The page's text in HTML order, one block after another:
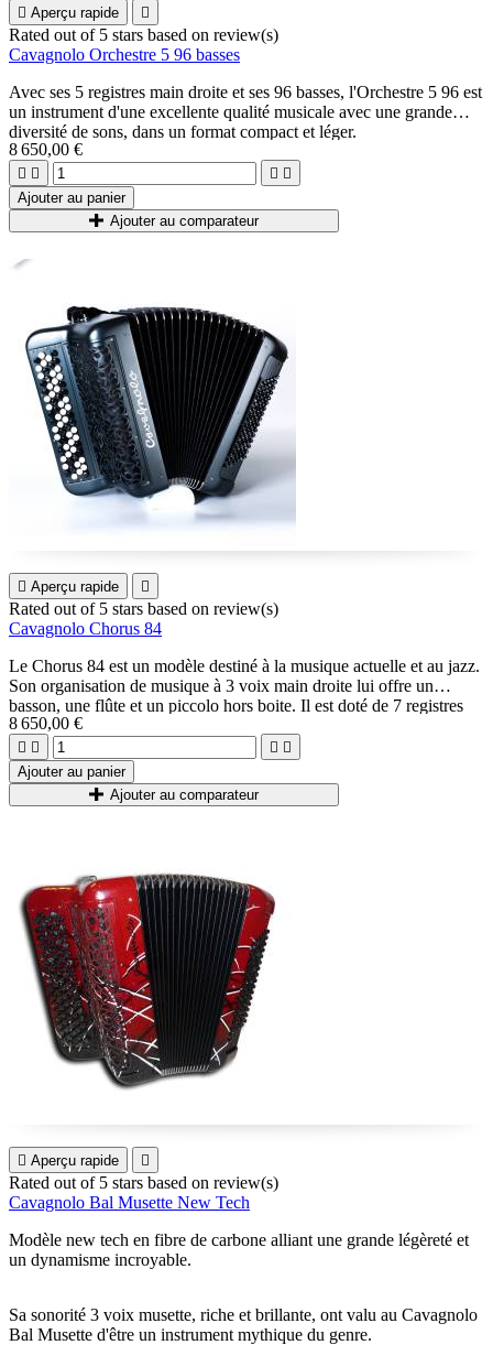
 Aperçu rapide 
Rated out of 5 stars based on review(s)
Cavagnolo Orchestre 5 96 basses
Avec ses 5 registres main droite et ses 96 basses, l'Orchestre 5 96 est
un instrument d'une excellente qualité musicale avec une grande
diversité de sons, dans un format compact et léger.
8 650,00 €
   
Ajouter au panier
Ajouter au comparateur
 Aperçu rapide 
Rated out of 5 stars based on review(s)
Cavagnolo Chorus 84
Le Chorus 84 est un modèle destiné à la musique actuelle et au jazz.
Son organisation de musique à 3 voix main droite lui offre un
basson, une flûte et un piccolo hors boite. Il est doté de 7 registres
main droite, ce qui le rend extrêmement polyvalent.
8 650,00 €
   
Ajouter au panier
Ajouter au comparateur
 Aperçu rapide 
Rated out of 5 stars based on review(s)
Cavagnolo Bal Musette New Tech
Modèle new tech en fibre de carbone alliant une grande légèreté et
un dynamisme incroyable.
Sa sonorité 3 voix musette, riche et brillante, ont valu au Cavagnolo
Bal Musette d'être un instrument mythique du genre.